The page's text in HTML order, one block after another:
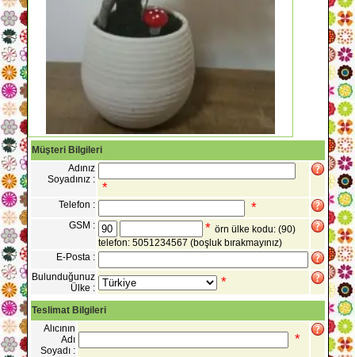
Müşteri Bilgileri
Adınız
Soyadınız :
*
Telefon : *
GSM : * örn ülke kodu: (90)
telefon: 5051234567 (boşluk bırakmayınız)
E-Posta :
Bulunduğunuz
Ülke :
*
Teslimat Bilgileri
Alıcının
Adı
Soyadı :
*